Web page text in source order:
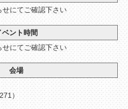
にてご確認下さい
ベント時間
にてご確認下さい
会場
）